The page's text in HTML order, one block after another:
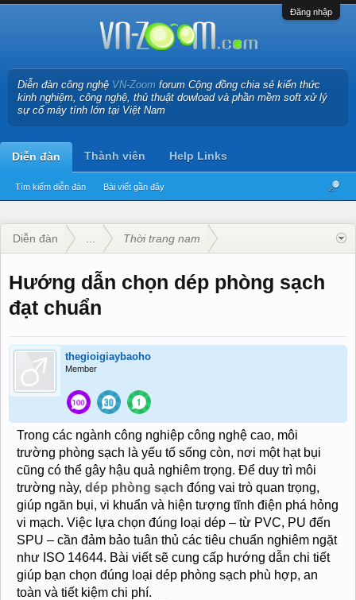
Đăng nhập
Diễn đàn công nghệ VN-Zoom forum Cộng đồng chia sẻ kiến thức
kinh nghiệm, công nghệ, thủ thuật dowload và phần mềm soft xử lý
sự cố máy tính lớn tại Việt Nam
Diễn đàn
Tìm kiếm diễn đàn Bài viết gần đây
Thành viên Help Links
Diễn đàn Thời trang nam
Hướng dẫn chọn dép phòng sạch
đạt chuẩn
thegioigiaybaoho
Member
Trong các ngành công nghiệp công nghệ cao, môi
trường phòng sạch là yếu tố sống còn, nơi một hạt bụi
cũng có thể gây hậu quả nghiêm trọng. Để duy trì môi
trường này, dép phòng sạch đóng vai trò quan trọng,
giúp ngăn bụi, vi khuẩn và hiện tượng tĩnh điện phá hỏng
vi mạch. Việc lựa chọn đúng loại dép – từ PVC, PU đến
SPU – cần đảm bảo tuân thủ các tiêu chuẩn nghiêm ngặt
như ISO 14644. Bài viết sẽ cung cấp hướng dẫn chi tiết
giúp bạn chọn đúng loại dép phòng sạch phù hợp, an
toàn và tiết kiệm chi phí.